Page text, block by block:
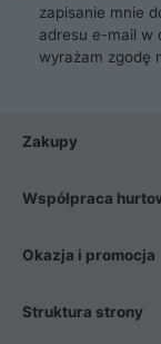
zapisanie mnie
adresu e-mail w
wyrażam zgodę
Zakupy
Współpraca
Okazja i promocja
Struktura strony